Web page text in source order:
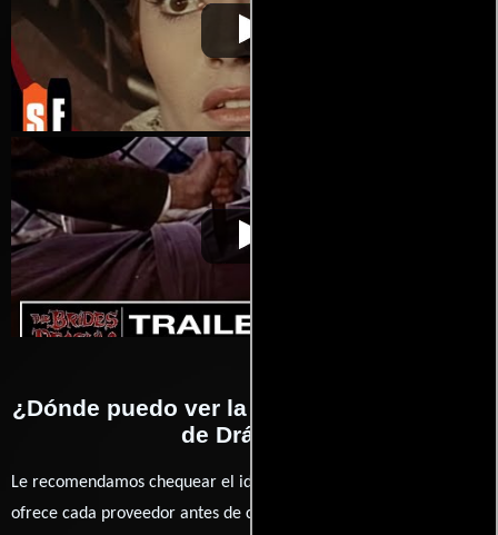
Las novias de
Drácula
Video de la película Las novias de
Las novias de
Drácula
Video de la película Las novias de
¿Dónde puedo ver la películas Las novias
de Drácula?
Le recomendamos chequear el idioma, doblaje o subtítulos que
ofrece cada proveedor antes de comprar, alquilar o contratar un